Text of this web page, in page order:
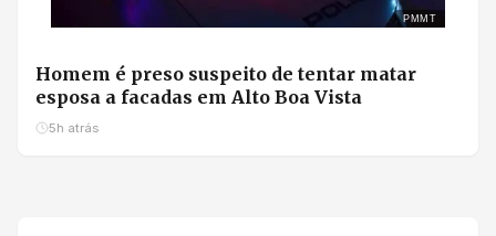
PMMT
Homem é preso suspeito de tentar matar
esposa a facadas em Alto Boa Vista
5h atrás